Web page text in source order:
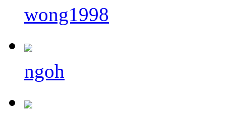
wong1998
ngoh